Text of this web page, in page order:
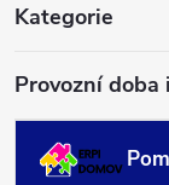
Kategorie
Provozní